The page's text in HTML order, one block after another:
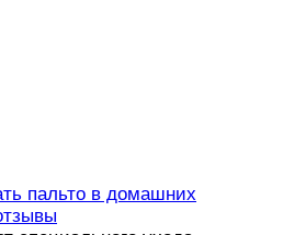
пальто в домашних